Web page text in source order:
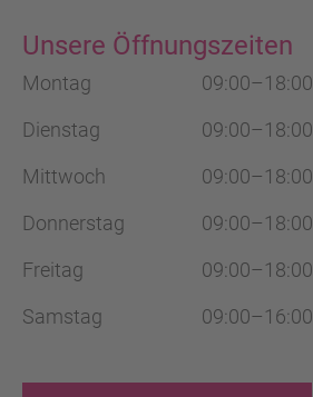
Unsere Öffnungszeiten
Montag
09:00–18:00
Dienstag
09:00–18:00
Mittwoch
09:00–18:00
Donnerstag
09:00–18:00
Freitag
09:00–18:00
Samstag
09:00–16:00